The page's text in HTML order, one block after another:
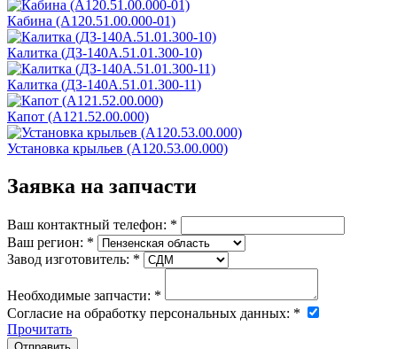
Кабина (А120.51.00.000-01)
Калитка (ДЗ-140А.51.01.300-10)
Калитка (ДЗ-140А.51.01.300-11)
Капот (А121.52.00.000)
Установка крыльев (А120.53.00.000)
Заявка на запчасти
Ваш контактный телефон: *
Ваш регион: *
Завод изготовитель: *
Необходимые запчасти: *
Согласие на обработку персональных данных: *
Прочитать